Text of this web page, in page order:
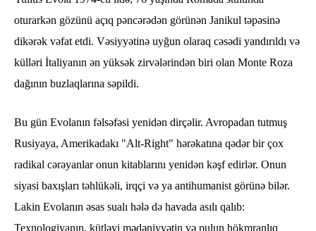
oturarkən gözünü açıq pəncərədən görünən Janikul təpəsinə
dikərək vəfat etdi. Vəsiyyətinə uyğun olaraq cəsədi yandırıldı və
külləri İtaliyanın ən yüksək zirvələrindən biri olan Monte Roza
dağının buzlaqlarına səpildi.
Bu gün Evolanın fəlsəfəsi yenidən dirçəlir. Avropadan tutmuş
Rusiyaya, Amerikadakı "Alt-Right" hərəkatına qədər bir çox
radikal cərəyanlar onun kitablarını yenidən kəşf edirlər. Onun
siyasi baxışları təhlükəli, irqçi və ya antihumanist görünə bilər.
Lakin Evolanın əsas sualı hələ də havada asılı qalıb:
Texnologiyanın, kütləvi mədəniyyətin və pulun hökmranlıq